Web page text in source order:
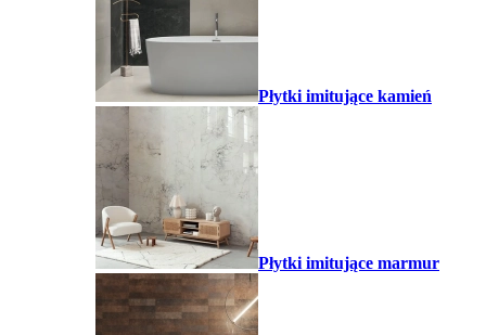
Płytki imitujące kamień
Płytki imitujące marmur